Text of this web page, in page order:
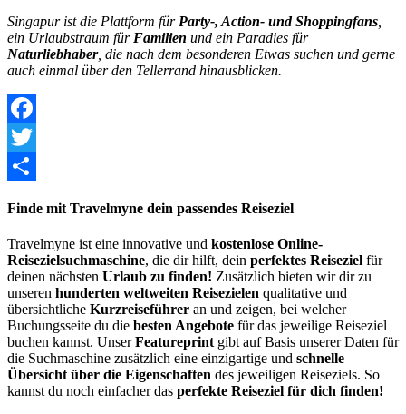
Singapur ist die Plattform für Party-, Action- und Shoppingfans
ein Urlaubstraum für Familien und ein Paradies für
Naturliebhaber, die nach dem besonderen Etwas suchen und gerne
auch einmal über den Tellerrand hinausblicken.
Facebook
Twitter
Finde mit Travelmyne dein passendes Reiseziel
Travelmyne ist eine innovative und kostenlose Online-
Reisezielsuchmaschine, die dir hilft, dein perfektes Reiseziel für
deinen nächsten Urlaub zu finden! Zusätzlich bieten wir dir zu
unseren hunderten weltweiten Reisezielen qualitative und
übersichtliche Kurzreiseführer an und zeigen, bei welcher
Buchungsseite du die besten Angebote für das jeweilige Reiseziel
buchen kannst. UnserFeatureprint gibt auf Basis unserer Daten für
die Suchmaschine zusätzlich eine einzigartige und schnelle
Übersicht über die Eigenschaften des jeweiligen Reiseziels. So
kannst du noch einfacher das perfekte Reiseziel für dich finden!